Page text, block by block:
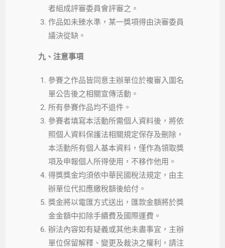
者組成評審委員會評審之。
作品如未臻水準，某一獎項得由決審委員
議決從缺。
九、注意事項
參賽之作品皆同意主辦單位於複審入圍名
單公告後之相關宣傳活動。
所有參賽作品均不退件。
參賽者填寫本活動所需個人資料後，將依
照個人資料保護法相關規定保存及刪除，
本活動所有個人基本資料，僅作為領取獎
項及申報個人所得使用，不移作他用。
得獎獎金均須依中華民國稅法規定，由主
辦單位代扣應繳稅額後給付。
獎金將以電匯方式送出，匯款金額將於獎
金金額中扣除手續費及國際運費。
辦法內容如有疑義或其他未盡事宜，主辦
單位保留解釋、變更及裁決之權利，請注